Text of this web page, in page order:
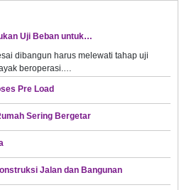
Uji Beban untuk…
dibangun harus melewati tahap uji
beroperasi.…
Pre Load
Sering Bergetar
Jalan dan Bangunan